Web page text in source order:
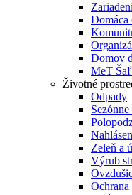
Domáca
Domov
MeT
Životné
Odpady
Zeleň a
Výrub